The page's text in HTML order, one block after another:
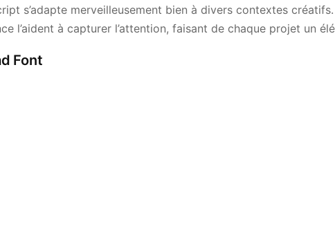
s’adapte merveilleusement bien à divers contextes
l’aident à capturer l’attention, faisant de chaque projet un
Font